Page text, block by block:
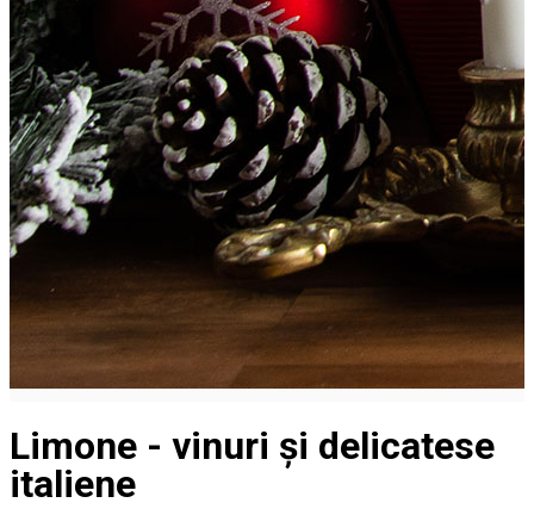
Limone - vinuri și delicatese
italiene